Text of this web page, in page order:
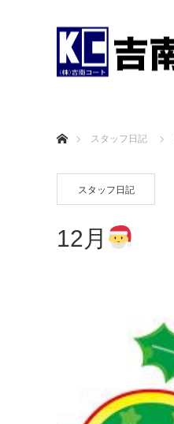
スタッフ日記
スタッフ日記
12月